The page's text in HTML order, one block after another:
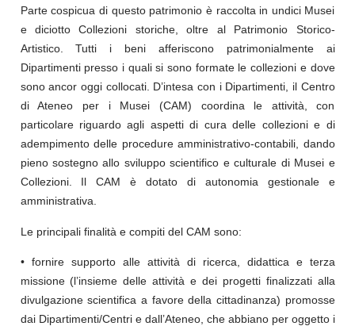
Parte cospicua di questo patrimonio è raccolta in undici Musei
e diciotto Collezioni storiche, oltre al Patrimonio Storico-
Artistico. Tutti i beni afferiscono patrimonialmente ai
Dipartimenti presso i quali si sono formate le collezioni e dove
sono ancor oggi collocati. D’intesa con i Dipartimenti, il Centro
di Ateneo per i Musei (CAM) coordina le attività, con
particolare riguardo agli aspetti di cura delle collezioni e di
adempimento delle procedure amministrativo-contabili, dando
pieno sostegno allo sviluppo scientifico e culturale di Musei e
Collezioni. Il CAM è dotato di autonomia gestionale e
amministrativa.
Le principali finalità e compiti del CAM sono:
• fornire supporto alle attività di ricerca, didattica e terza
missione (l’insieme delle attività e dei progetti finalizzati alla
divulgazione scientifica a favore della cittadinanza) promosse
dai Dipartimenti/Centri e dall’Ateneo, che abbiano per oggetto i